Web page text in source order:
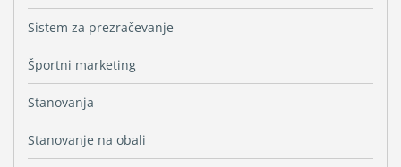
Sistem za prezračevanje
Športni marketing
Stanovanja
Stanovanje na obali